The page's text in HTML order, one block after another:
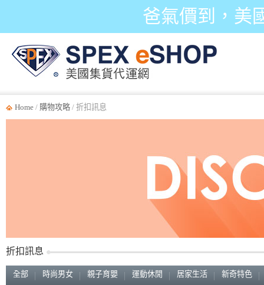
爸氣價到，美
Home / 購物攻略 / 折扣訊息
折扣訊息
全部 時尚男女 親子育嬰 運動休閒 居家生活 新奇特色